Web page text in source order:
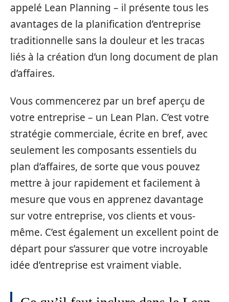
appelé Lean Planning – il présente tous les
avantages de la planification d’entreprise
traditionnelle sans la douleur et les tracas
liés à la création d’un long document de plan
d’affaires.
Vous commencerez par un bref aperçu de
votre entreprise – un Lean Plan. C’est votre
stratégie commerciale, écrite en bref, avec
seulement les composants essentiels du
plan d’affaires, de sorte que vous pouvez
mettre à jour rapidement et facilement à
mesure que vous en apprenez davantage
sur votre entreprise, vos clients et vous-
même. C’est également un excellent point de
départ pour s’assurer que votre incroyable
idée d’entreprise est vraiment viable.